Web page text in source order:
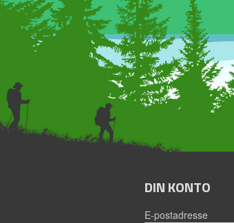
DIN KONTO
E-postadresse